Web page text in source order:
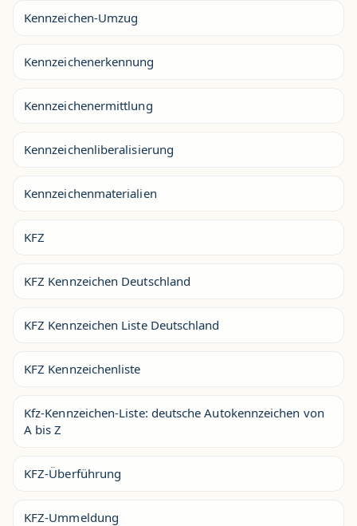
Kennzeichen-Umzug
Kennzeichenerkennung
Kennzeichenermittlung
Kennzeichenliberalisierung
Kennzeichenmaterialien
KFZ
KFZ Kennzeichen Deutschland
KFZ Kennzeichen Liste Deutschland
KFZ Kennzeichenliste
Kfz-Kennzeichen-Liste: deutsche Autokennzeichen von
A bis Z
KFZ-Überführung
KFZ-Ummeldung